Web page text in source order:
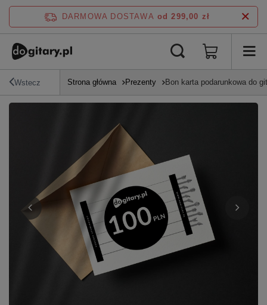
DARMOWA DOSTAWA od 299,00 zł
Wstecz Strona główna Prezenty Bon karta podarunkowa do